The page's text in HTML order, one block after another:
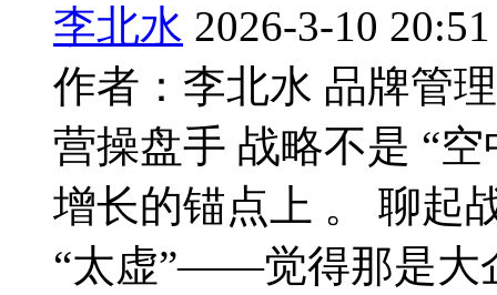
李北水 2026-3-10 20:51
作者：李北水 品牌管
营操盘手 战略不是 “
增长的锚点上 。 聊起
“太虚”——觉得那是大